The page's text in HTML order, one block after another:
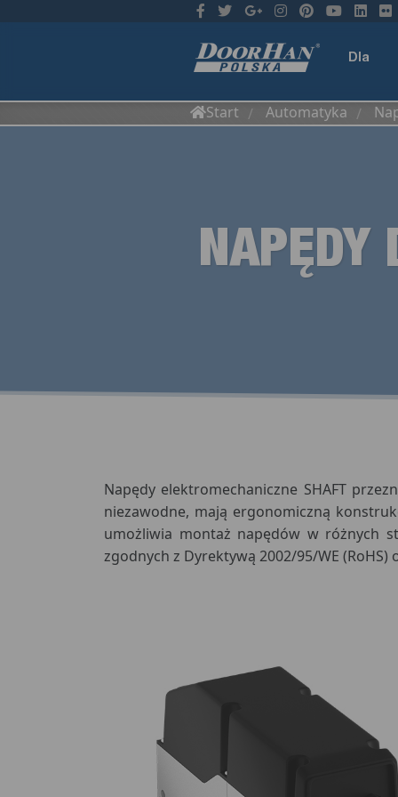
Dla
Start / Automatyka /
NAPĘDY
Napędy elektromechaniczne SHAFT
niezawodne, mają ergonomiczną
umożliwia montaż napędów w różnych
zgodnych z Dyrektywą 2002/95/WE